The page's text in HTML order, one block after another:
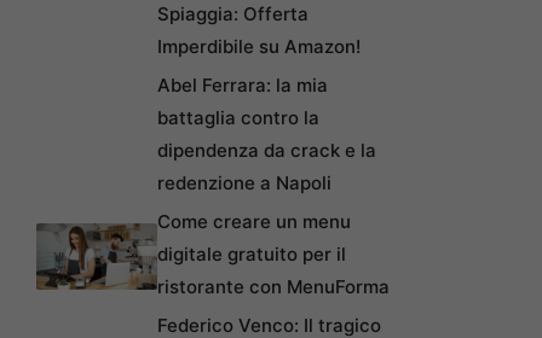
Spiaggia: Offerta
Imperdibile su Amazon!
Abel Ferrara: la mia
battaglia contro la
dipendenza da crack e la
redenzione a Napoli
Come creare un menu
digitale gratuito per il
ristorante con MenuForma
Federico Venco: Il tragico